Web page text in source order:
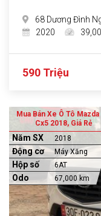
68 Dương Đình
2020
590 Triệu
Mua Bán Xe Ô Tô Mazda
Cx5 2018, Giá Rẻ
Năm SX 2018
Động cơ Máy Xăng
Hộp số 6AT
Odo 67,000 km